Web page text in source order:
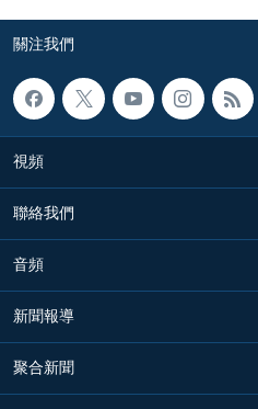
關注我們
視頻
聯絡我們
音頻
新聞報導
聚合新聞